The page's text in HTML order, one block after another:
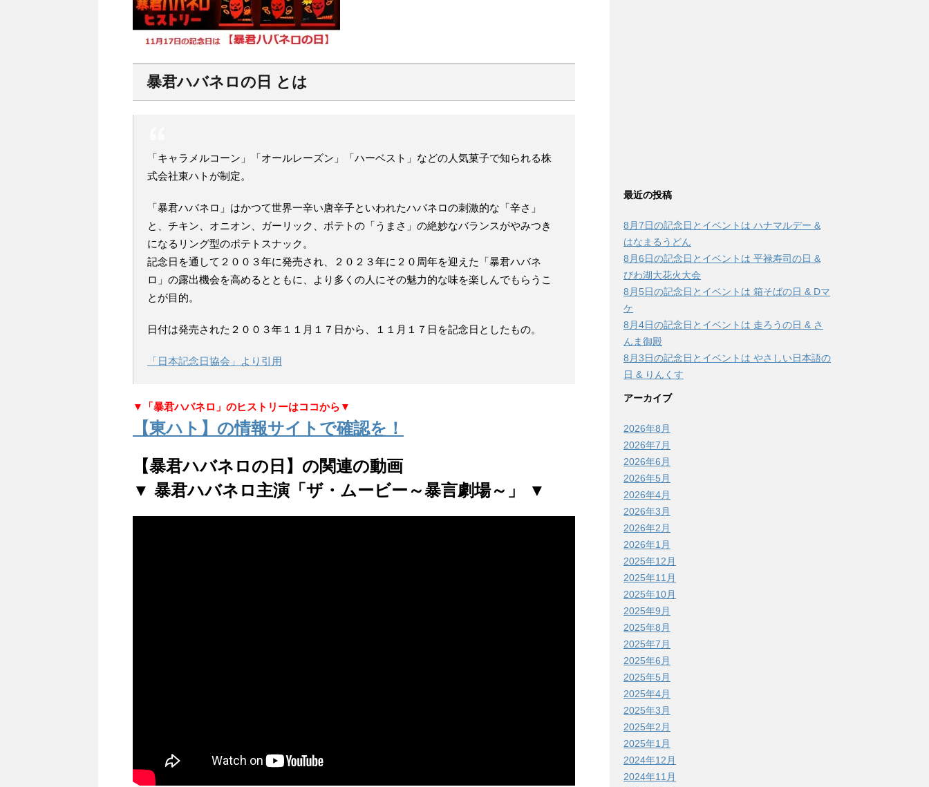
暴君ハバネロの日 とは
「キャラメルコーン」「オールレーズン」「ハーベスト」などの人気菓子で知られる株
式会社東ハトが制定。
「暴君ハバネロ」はかつて世界一辛い唐辛子といわれたハバネロの刺激的な「辛さ」
と、チキン、オニオン、ガーリック、ポテトの「うまさ」の絶妙なバランスがやみつき
になるリング型のポテトスナック。
記念日を通して２００３年に発売され、２０２３年に２０周年を迎えた「暴君ハバネ
ロ」の露出機会を高めるとともに、より多くの人にその魅力的な味を楽しんでもらうこ
とが目的。
日付は発売された２００３年１１月１７日から、１１月１７日を記念日としたもの。
「日本記念日協会」より引用
▼「暴君ハバネロ」のヒストリーはココから▼
【東ハト】の情報サイトで確認を！
【暴君ハバネロの日】の関連の動画
▼ 暴君ハバネロ主演「ザ・ムービー～暴言劇場～」 ▼
最近の投稿
8月7日の記念日とイベントは ハナマルデー &
はなまるうどん
8月6日の記念日とイベントは 平禄寿司の日 &
びわ湖大花火大会
8月5日の記念日とイベントは 箱そばの日 & Dマ
ケ
8月4日の記念日とイベントは 走ろうの日 & さ
んま御殿
8月3日の記念日とイベントは やさしい日本語の
日 & りんくす
アーカイブ
2026年8月
2026年7月
2026年6月
2026年5月
2026年4月
2026年3月
2026年2月
2026年1月
2025年12月
2025年11月
2025年10月
2025年9月
2025年8月
2025年7月
2025年6月
2025年5月
2025年4月
2025年3月
2025年2月
2025年1月
2024年12月
2024年11月